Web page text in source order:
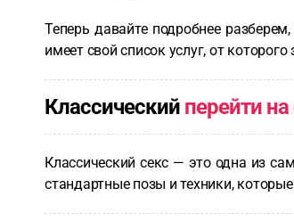
Теперь давайте подробнее
имеет свой список услуг, от
Классический перейти на
Классический секс — это одна из
стандартные позы и техники,